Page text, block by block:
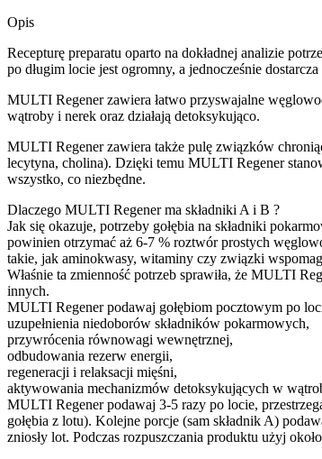
Opis
Recepturę preparatu oparto na dokładnej analizie
po długim locie jest ogromny, a jednocześnie
MULTI Regenerzawiera łatwo przyswajalne
wątroby i nerek oraz działają detoksykująco.
MULTI Regenerzawiera także pulę związków
lecytyna, cholina). Dzięki temu MULTI Regener
wszystko, co niezbędne.
Dlaczego MULTI Regener ma składniki A i B ?
Jak się okazuje, potrzeby gołębia na składniki
powinien otrzymać aż 6-7 % roztwór prostych
takie, jak aminokwasy, witaminy czy związki
Właśnie ta zmienność potrzeb sprawiła, że MULTI
innych.
MULTI Regener podawaj gołębiom pocztowym po
uzupełnienia niedoborów składników pokarmowych,
przywrócenia równowagi wewnętrznej,
odbudowania rezerw energii,
regeneracji i relaksacji mięśni,
aktywowania mechanizmów detoksykujących w
MULTI Regener podawaj 3-5 razy po locie,
gołębia z lotu). Kolejne porcje (sam składnik A)
zniosły lot. Podczas rozpuszczania produktu użyj